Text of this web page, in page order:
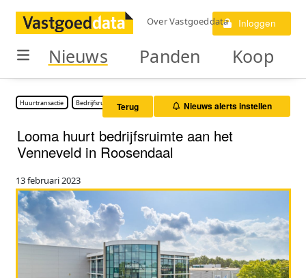
Over Vastgoeddata Inloggen
Nieuws Panden Koop
Huurtransactie Bedrijfsruimte Terug Nieuws alerts instellen
Looma huurt bedrijfsruimte aan het
Venneveld in Roosendaal
13 februari 2023